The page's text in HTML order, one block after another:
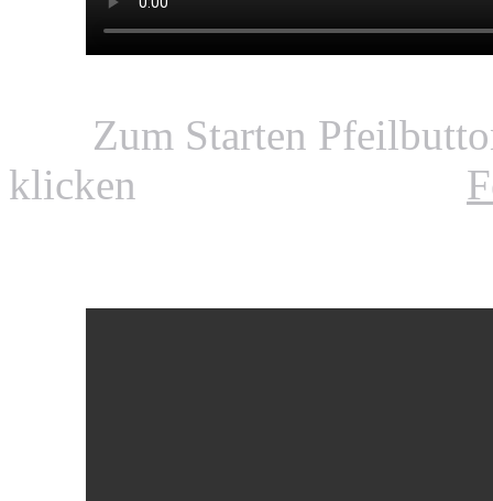
Zum Starten
klicken